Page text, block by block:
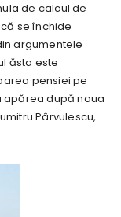
de calcul de
se închide
argumentele
ăsta este
pensiei pe
apărea după noua
Pârvulescu,